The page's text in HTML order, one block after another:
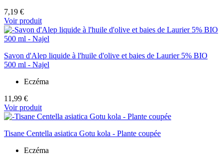
7,19 €
Voir produit
Savon d'Alep liquide à l'huile d'olive et baies de Laurier 5% BIO
500 ml - Najel
Eczéma
11,99 €
Voir produit
Tisane Centella asiatica Gotu kola - Plante coupée
Eczéma